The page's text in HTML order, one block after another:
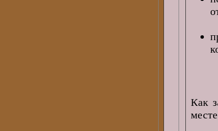
Как